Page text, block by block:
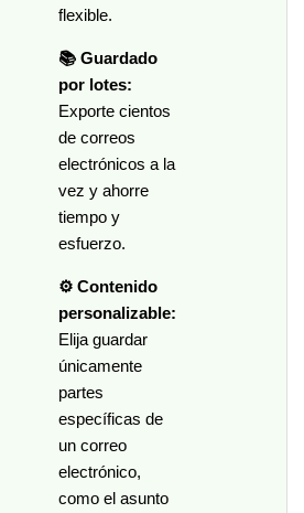
flexible.
📚 Guardado
por lotes:
Exporte cientos
de correos
electrónicos a la
vez y ahorre
tiempo y
esfuerzo.
⚙️ Contenido
personalizable:
Elija guardar
únicamente
partes
específicas de
un correo
electrónico,
como el asunto